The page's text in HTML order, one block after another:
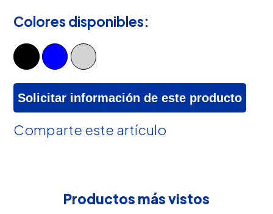
Colores disponibles:
Solicitar información de este producto
Comparte este artículo
Productos más vistos